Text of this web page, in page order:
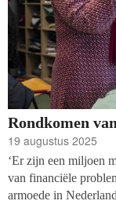
Rondkomen
19 augustus 2025
‘Er zijn een miljoen
van financiële
armoede in